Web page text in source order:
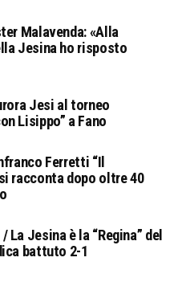
Malavenda: «Alla
Jesina ho risposto
Jesi al torneo
Lisippo” a Fano
Ferretti “Il
racconta dopo oltre 40
La Jesina è la “Regina” del
battuto 2-1